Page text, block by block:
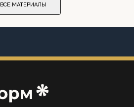
ВСЕ МАТЕРИАЛЫ